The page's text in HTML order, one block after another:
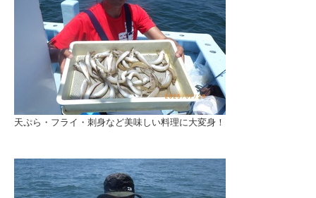
天ぷら・フライ・刺身など美味しい料理に大変身！